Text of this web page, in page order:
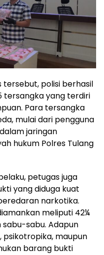
tersebut, polisi berhasil
tersangka yang terdiri
Para tersangka
mulai dari pengguna
jaringan
hukum Polres Tulang
petugas juga
yang diduga kuat
narkotika.
meliputi 42¼
sabu. Adapun
psikotropika, maupun
barang bukti